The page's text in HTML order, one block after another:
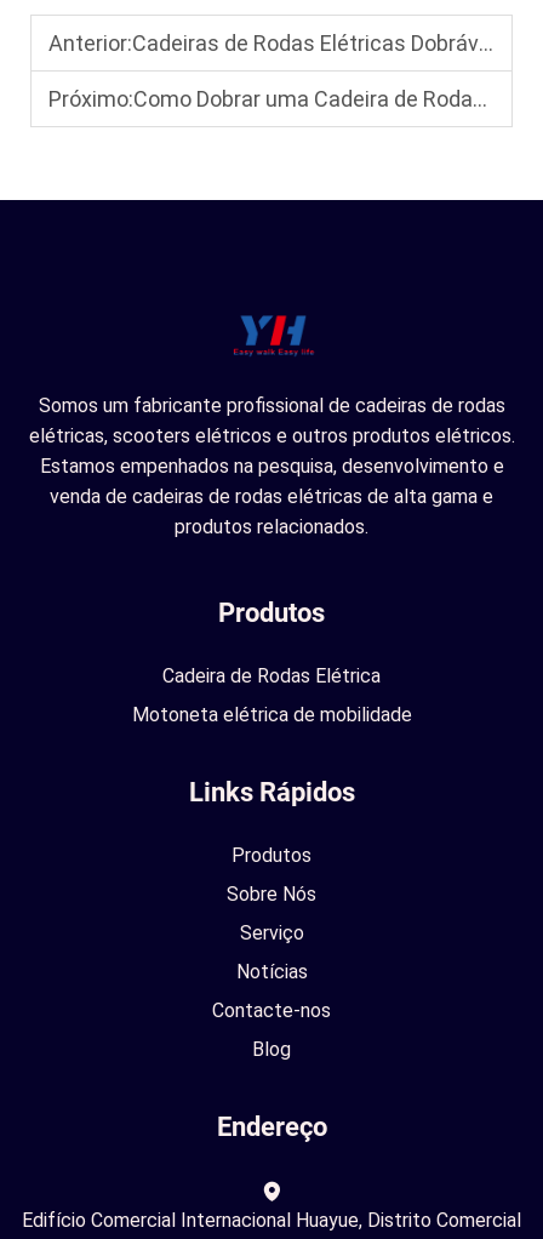
Anterior:Cadeiras de Rodas Elétricas Dobráveis: Uma Solução de Mobilidade que Economiza Espaço para Uso Doméstico e Viagens
Próximo:Como Dobrar uma Cadeira de Rodas Elétrica Corretamente: Um Tutorial Passo a Passo para Iniciantes
Somos um fabricante profissional de cadeiras de rodas
elétricas, scooters elétricos e outros produtos elétricos.
Estamos empenhados na pesquisa, desenvolvimento e
venda de cadeiras de rodas elétricas de alta gama e
produtos relacionados.
Produtos
Cadeira de Rodas Elétrica
Motoneta elétrica de mobilidade
Links Rápidos
Produtos
Sobre Nós
Serviço
Notícias
Contacte-nos
Blog
Endereço
Edifício Comercial Internacional Huayue, Distrito Comercial